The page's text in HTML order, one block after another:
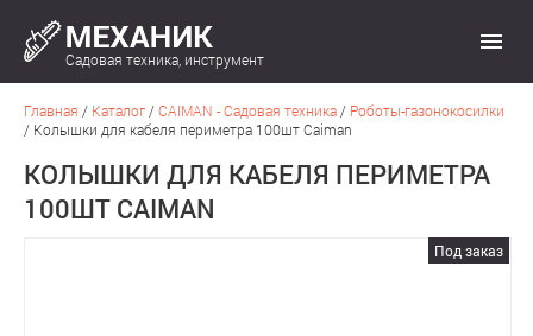
Садовая техника, инструмент
Главная / Каталог /CAIMAN - Садовая техника / Роботы-газонокосилки
/ Колышки для кабеля периметра 100шт Caiman
КОЛЫШКИ ДЛЯ КАБЕЛЯ ПЕРИМЕТРА
100ШТ CAIMAN
Под заказ